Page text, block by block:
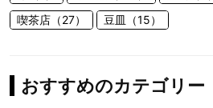
喫茶店（27）
豆皿（15）
おすすめのカテゴリー